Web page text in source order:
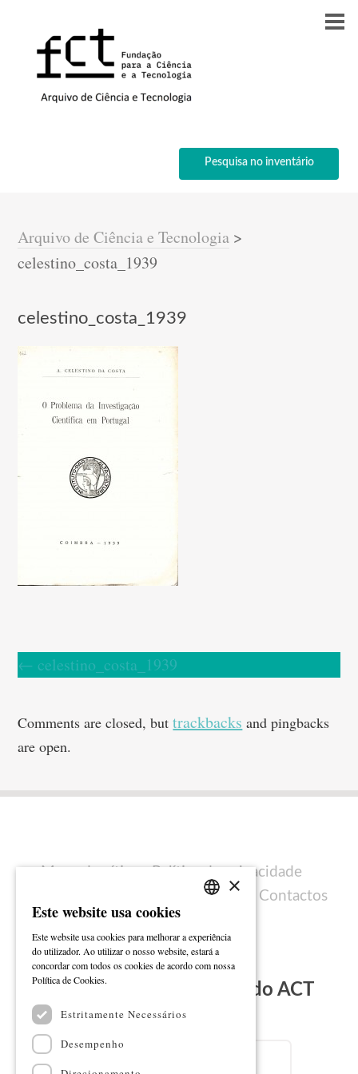
Pesquisa no inventário
Arquivo de Ciência e Tecnologia >
celestino_costa_1939
celestino_costa_1939
← celestino_costa_1939
Comments are closed, buttrackbacks and pingbacks
are open.
Mapa do sítio
Política de privacidade
Ficha técnica Contactos
Subscreva a Newsletter do ACT
ENGLISH
×
Este website usa cookies
Este website usa cookies para melhorar a experiência
do utilizador. Ao utilizar o nosso website, estará a
concordar com todos os cookies de acordo com nossa
Política de Cookies.
Estritamente Necessários
Desempenho